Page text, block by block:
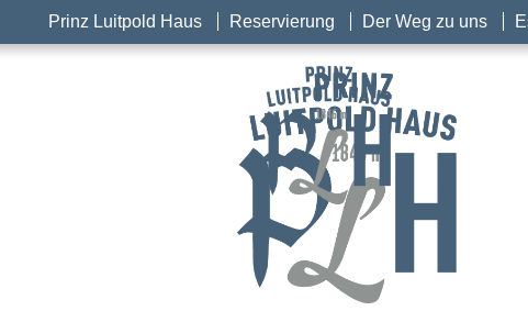
Prinz Luitpold Haus Reservierung Der Weg zu uns